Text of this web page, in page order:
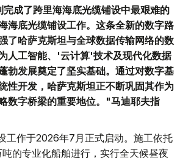
成了跨里海海底光缆铺设中最艰难的
底光缆铺设工作。这条全新的数字路
了哈萨克斯坦与全球数据传输网络的数
人工智能、'云计算'技术及现代化数据
勃发展奠定了坚实基础。通过对数字基
性开发，哈萨克斯坦正不断巩固其作为
数字桥梁的重要地位。"马迪耶夫指
工作于2026年7月正式启动。施工依托
的专业化船舶进行，实行全天候昼夜